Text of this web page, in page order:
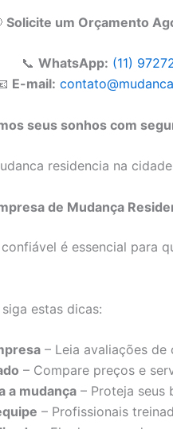
Solicite um Orçamento
📞 WhatsApp: (11)
E-mail:
seus sonhos com
de Mudança
é essencial para
estas dicas:
– Leia avaliações de
– Compare preços e
a mudança – Proteja seus
– Profissionais